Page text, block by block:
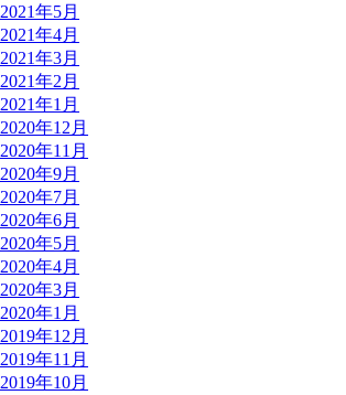
2021年5月
2021年4月
2021年3月
2021年2月
2021年1月
2020年12月
2020年11月
2020年9月
2020年7月
2020年6月
2020年5月
2020年4月
2020年3月
2020年1月
2019年12月
2019年11月
2019年10月